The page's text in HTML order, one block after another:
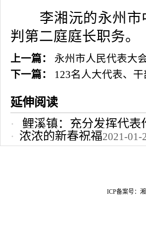
李湘沅的永州市
判第二庭庭长职务。
上一篇：
永州市人民代表大
下一篇：
123名人大代表、
延伸阅读
鲤溪镇：充分发挥代
2022-10-24 12:09:37
浓浓的新春祝福2021-01-
ICP备案号：